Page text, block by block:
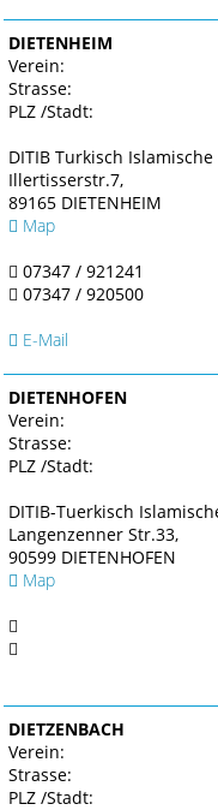
DIETENHEIM
Verein:
Strasse:
PLZ /Stadt:
DITIB Turkisch
Illertisserstr.7,
89165 DIETENHEIM
Map
07347 / 921241
07347 / 920500
E-Mail
DIETENHOFEN
Verein:
Strasse:
PLZ /Stadt:
DITIB-Tuerkisch
Langenzenner Str.33,
90599 DIETENHOFEN
Map
DIETZENBACH
Verein:
Strasse:
PLZ /Stadt: